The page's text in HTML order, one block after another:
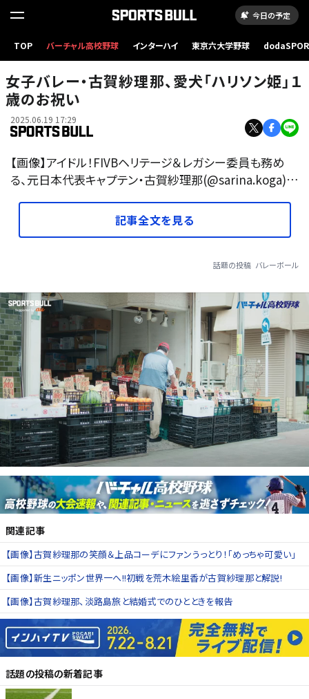
今日の予定
TOP バーチャル高校野球 インターハイ 東京六大学野球
女子バレー・古賀紗理那、愛犬「ハリソン姫」１
歳のお祝い
2025.06.19 17:29
【画像】アイドル！FIVBヘリテージ＆レガシー委員も務め
る、元日本代表キャプテン・古賀紗理那(@sarina.koga)…
記事全文を見る
話題の投稿 バレーボール
関連記事
【画像】古賀紗理那の笑顔＆上品コーデにファンうっとり！「めっちゃ可愛い」
【画像】新生ニッポン世界一へ!!初戦を荒木絵里香が古賀紗理那と解説!
【画像】古賀紗理那、淡路島旅と結婚式でのひとときを報告
話題の投稿の新着記事